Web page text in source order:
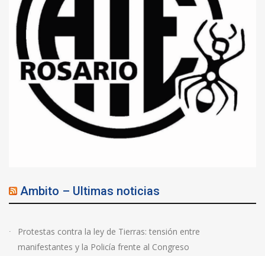
Ambito – Ultimas noticias
Protestas contra la ley de Tierras: tensión entre
manifestantes y la Policía frente al Congreso